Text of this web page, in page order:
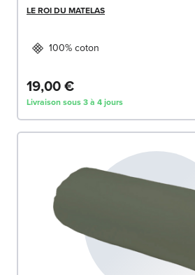
LE ROI DU MATELAS
100% coton
19,00 €
Livraison sous 3 à 4 jours